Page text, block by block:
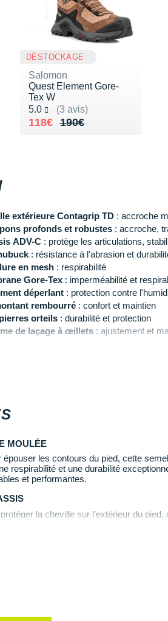
extérieure Contagrip TD: accroche
profonds et robustes: accroche,
ADV-C: protège les articulations,
: résistance à l'abrasion et
en mesh: respirabilité
Gore-Tex: imperméabilité et
déperlant: protection contre
rembourré: confort et maintien
orteils: durabilité et protection
de laçage à œillets: ajustement et
: noir, gris et vert
MOULÉE
épouser les contours du pied, cette
respirabilité et une durabilité
et performantes.
la cheville sur l’extérieur du
DÉSTOCKAGE
Salomon
Quest Element Gore-
Tex W
5.0
(3 avis)
Noté 5.0 sur 5
190€
Au lieu de 190€
118€
Vendu 118€